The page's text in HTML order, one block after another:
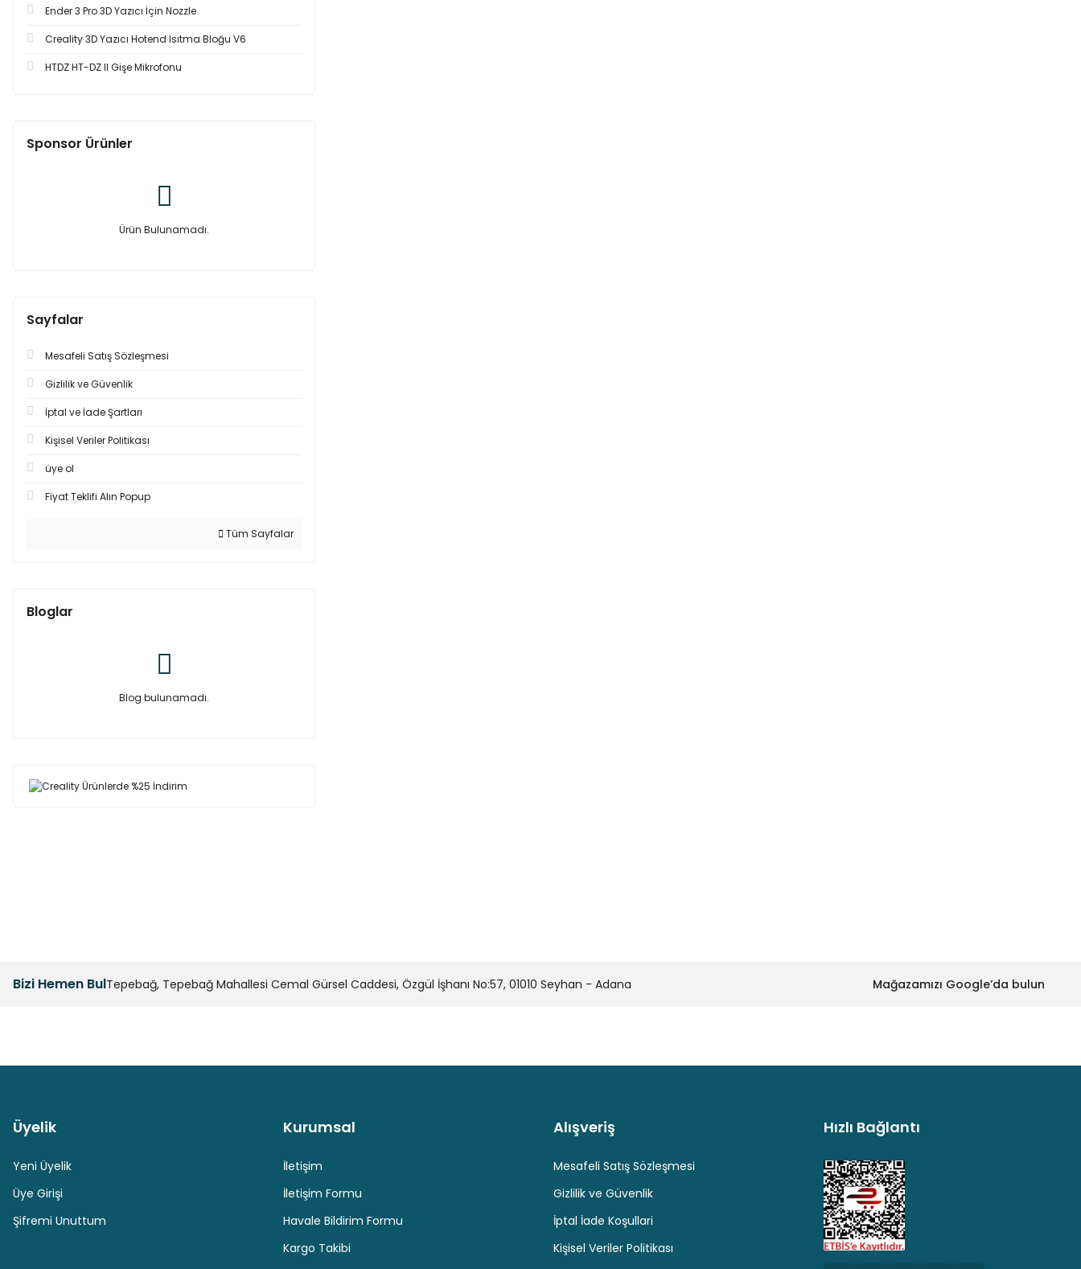
Ender 3 Pro 3D Yazıcı İçin Nozzle
Creality 3D Yazıcı Hotend Isıtma Bloğu V6
HTDZ HT-DZ II Gişe Mikrofonu
Sponsor Ürünler
Ürün Bulunamadı.
Sayfalar
Mesafeli Satış Sözleşmesi
Gizlilik ve Güvenlik
İptal ve İade Şartları
Kişisel Veriler Politikası
üye ol
Fiyat Teklifi Alın Popup
Tüm Sayfalar
Bloglar
Blog bulunamadı.
Bizi Hemen BulTepebağ, Tepebağ Mahallesi Cemal Gürsel Caddesi, Özgül İşhanı No:57, 01010 Seyhan - Adana Mağazamızı Google’da bulun
Güvenli Ödeme Hediyeli Ürün Seçenekleri
Üyelik
Yeni Üyelik
Üye Girişi
Şifremi Unuttum
Kurumsal
İletişim
İletişim Formu
Havale Bildirim Formu
Kargo Takibi
Alışveriş
Mesafeli Satış Sözleşmesi
Gizlilik ve Güvenlik
İptal İade Koşullari
Kişisel Veriler Politikası
Hızlı Bağlantı